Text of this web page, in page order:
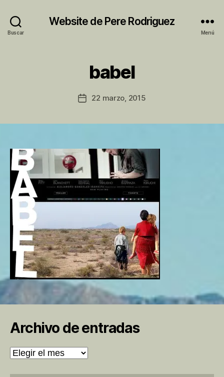
Buscar
Website de Pere Rodriguez
Menú
babel
Autor
de
entrada
o
r
e
e
Fecha22 marzo, 2015
Archivo de entradas
Archivo
de
entradas